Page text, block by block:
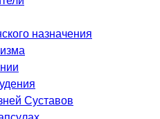
назначения
Суставов